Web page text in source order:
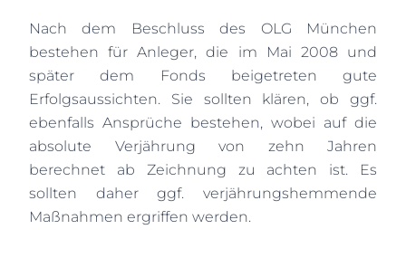
Nach dem Beschluss des OLG München
bestehenfür Anleger, die im Mai 2008 und
später dem Fonds beigetreten gute
Erfolgsaussichten. Sie sollten klären, ob ggf.
ebenfalls Ansprüche bestehen, wobei auf die
absolute Verjährung von zehn Jahren
berechnet ab Zeichnung zu achten ist. Es
sollten daher ggf. verjährungshemmende
Maßnahmen ergriffen werden.